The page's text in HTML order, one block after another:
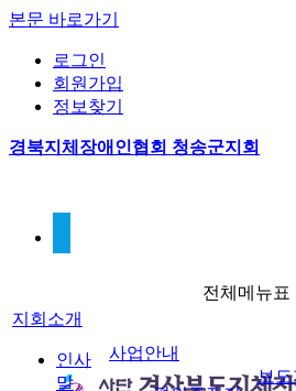
본문 바로가기
로그인
회원가입
정보찾기
경북지체장애인협회 청송군지회
전체메뉴표
지회소개
인사
말
사업안내
보